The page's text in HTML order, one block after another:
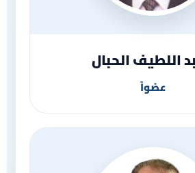
اللطيف الحبال
عضواً